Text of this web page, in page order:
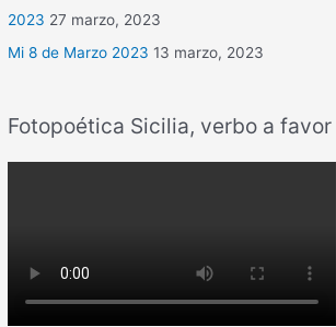
2023 27 marzo, 2023
Mi 8 de Marzo 2023 13 marzo, 2023
Fotopoética Sicilia, verbo a favor